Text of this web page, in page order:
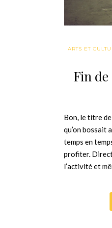
ARTS ET
Fin
Bon, le titre
qu’on bossait
temps en
profiter.
l’activité et